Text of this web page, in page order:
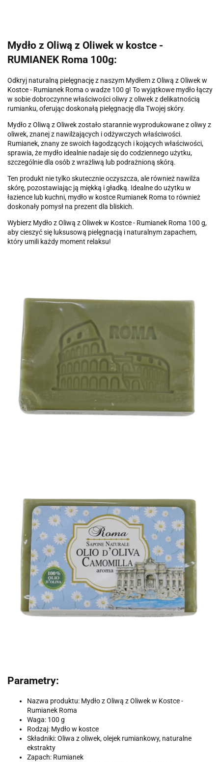
Mydło z Oliwą z Oliwek w kostce -
RUMIANEK Roma 100g:
Odkryj naturalną pielęgnację z naszym Mydłem z Oliwą z Oliwek w
Kostce - Rumianek Roma o wadze 100 g! To wyjątkowe mydło łączy
w sobie dobroczynne właściwości oliwy z oliwek z delikatnością
rumianku, oferując doskonałą pielęgnację dla Twojej skóry.
Mydło z Oliwą z Oliwek zostało starannie wyprodukowane z oliwy z
oliwek, znanej z nawilżających i odżywczych właściwości.
Rumianek, znany ze swoich łagodzących i kojących właściwości,
sprawia, że mydło idealnie nadaje się do codziennego użytku,
szczególnie dla osób z wrażliwą lub podrażnioną skórą.
Ten produkt nie tylko skutecznie oczyszcza, ale również nawilża
skórę, pozostawiając ją miękką i gładką. Idealne do użytku w
łazience lub kuchni, mydło w kostce Rumianek Roma to również
doskonały pomysł na prezent dla bliskich.
Wybierz Mydło z Oliwą z Oliwek w Kostce - Rumianek Roma 100 g,
aby cieszyć się luksusową pielęgnacją i naturalnym zapachem,
który umili każdy moment relaksu!
Parametry:
Nazwa produktu: Mydło z Oliwą z Oliwek w Kostce -
Rumianek Roma
Waga: 100 g
Rodzaj: Mydło w kostce
Składniki: Oliwa z oliwek, olejek rumiankowy, naturalne
ekstrakty
Zapach: Rumianek